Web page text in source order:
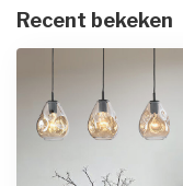
Recent bekeken